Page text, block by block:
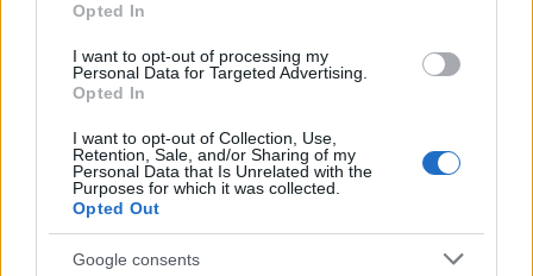
Opted In
I want to opt-out of processing my
Personal Data for Targeted Advertising.
Opted In
I want to opt-out of Collection, Use,
Retention, Sale, and/or Sharing of my
Personal Data that Is Unrelated with the
Purposes for which it was collected.
Opted Out
Google consents
BBerni86•2022. július 24.
Fülszöveg: A Föld aranykorában, évezredekkel
ezelőtt bátor felfedezők távoli csillagok felé indultak,
hogy azokat a terraformálási program keretében
alkalmassá tegyék az emberi élet fenntartására. Ám
úticéljukon, a Nod bolygón a tudósok olyan váratlan
felfedezéssekkel találják szembe magukat,…